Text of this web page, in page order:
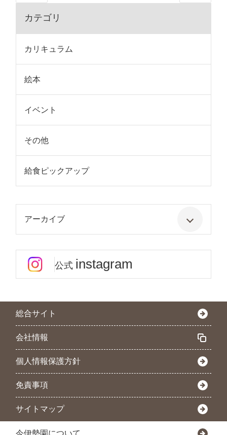
カテゴリ
カリキュラム
絵本
イベント
その他
給食ピックアップ
アーカイブ
公式 instagram
総合サイト
会社情報
個人情報保護方針
免責事項
サイトマップ